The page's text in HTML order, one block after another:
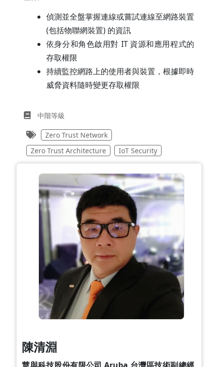
偵測並全盤掌握連線或嘗試連線至網路裝置
(包括物聯網裝置) 的資訊
依身分和角色啟用對 IT 資源和應用程式的
存取權限
持續監控網路上的使用者與裝置，根據即時
威脅資料隨時變更存取權限
中階等級
Zero Trust Network
Zero Trust Architecture
IoT Security
陳清淵